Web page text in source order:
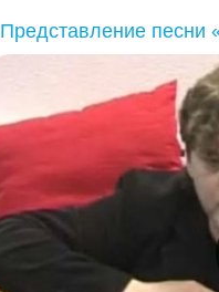
Представление песни